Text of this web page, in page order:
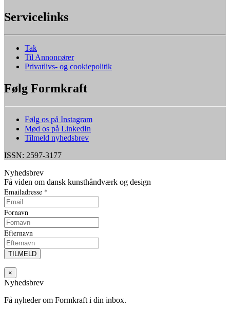
Servicelinks
Tak
Til Annoncører
Privatlivs- og cookiepolitik
Følg Formkraft
Følg os på Instagram
Mød os på LinkedIn
Tilmeld nyhedsbrev
ISSN: 2597-3177
Nyhedsbrev
Få viden om dansk kunsthåndværk og design
Emailadresse *
Fornavn
Efternavn
×
Nyhedsbrev
Få nyheder om Formkraft i din inbox.